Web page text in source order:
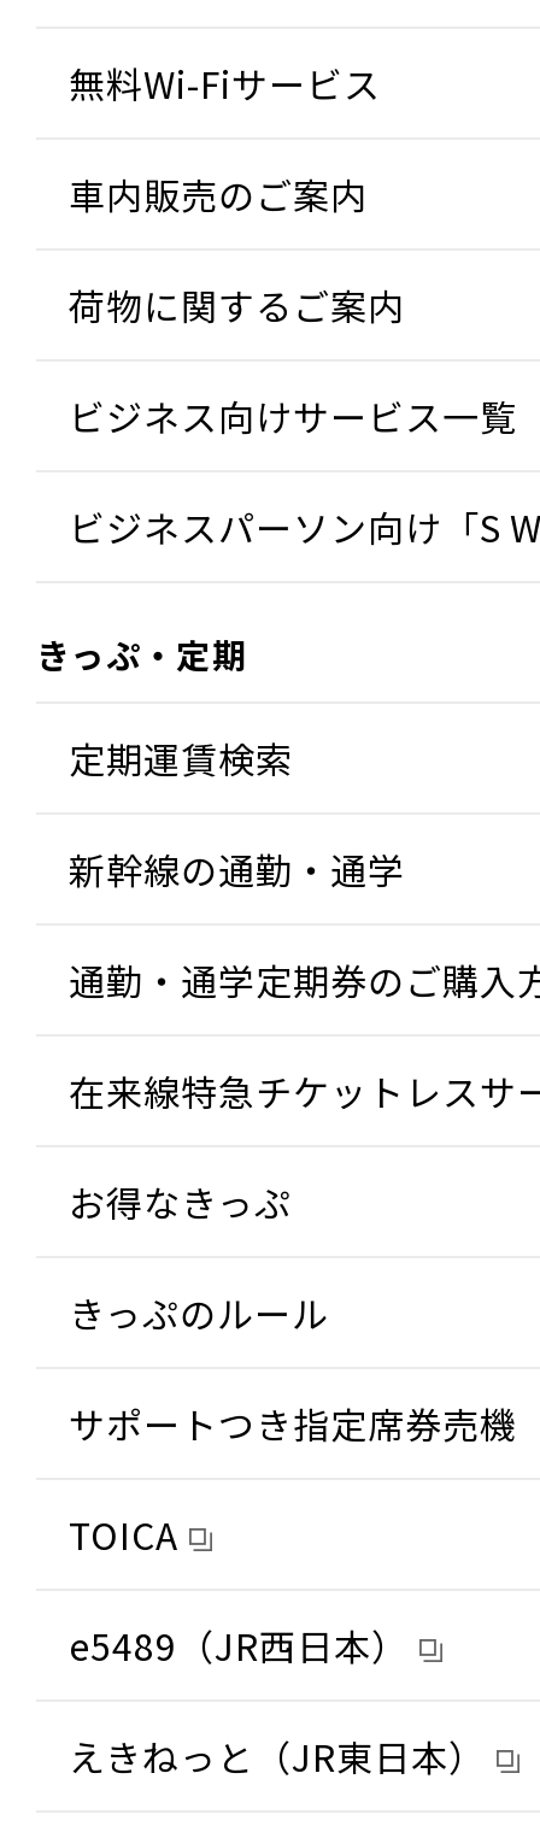
無料Wi-Fiサービス
車内販売のご案内
荷物に関するご案内
ビジネス向けサービス一覧
ビジネスパーソン向け「S
きっぷ・定期
定期運賃検索
新幹線の通勤・通学
通勤・通学定期券のご購入
在来線特急チケットレスサ
お得なきっぷ
きっぷのルール
サポートつき指定席券売機
TOICA
e5489（JR西日本）
えきねっと（JR東日本）